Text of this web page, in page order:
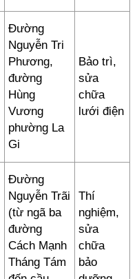
Đường
Nguyễn Tri
Phương,
đường
Hùng
Vương
phường La
Gi
Bảo trì,
sửa
chữa
lưới điện
Đường
Nguyễn Trãi
(từ ngã ba
đường
Cách Mạnh
Tháng Tám
Thí
nghiệm,
sửa
chữa
bảo